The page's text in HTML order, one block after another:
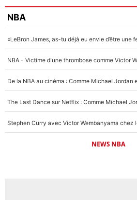
NBA
NEWS NBA